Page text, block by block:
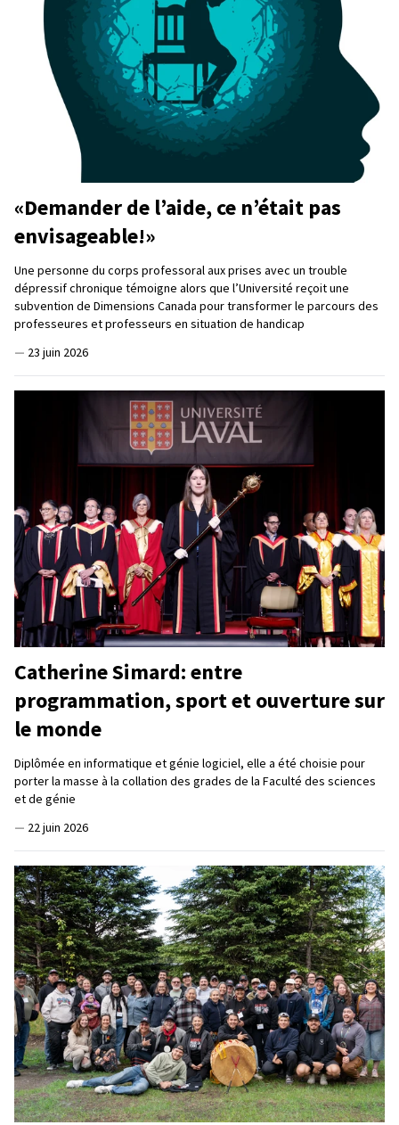
«Demander de l’aide, ce n’était pas
envisageable!»
Une personne du corps professoral aux prises avec un trouble
dépressif chronique témoigne alors que l’Université reçoit une
subvention de Dimensions Canada pour transformer le parcours des
professeures et professeurs en situation de handicap
— 23 juin 2026
Catherine Simard: entre
programmation, sport et ouverture sur
le monde
Diplômée en informatique et génie logiciel, elle a été choisie pour
porter la masse à la collation des grades de la Faculté des sciences
et de génie
— 22 juin 2026